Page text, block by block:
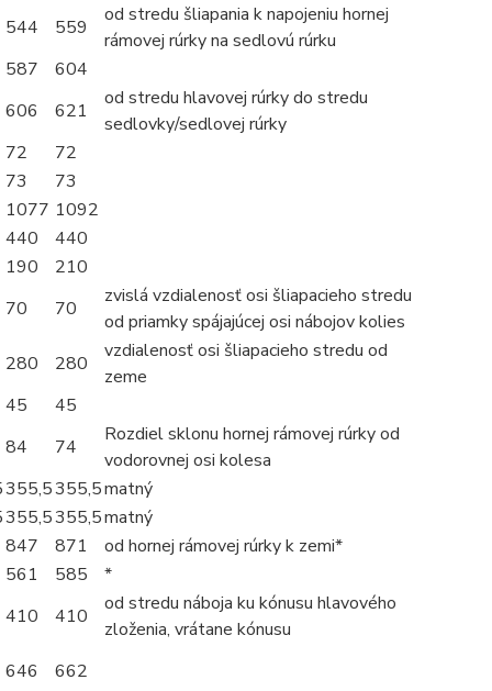
544 559
od stredu šliapania k napojeniu hornej
rámovej rúrky na sedlovú rúrku
587
604
606 621
od stredu hlavovej rúrky do stredu
sedlovky/sedlovej rúrky
72
72
73
73
1077 1092
440
440
190
210
70 70
zvislá vzdialenosť osi šliapacieho stredu
od priamky spájajúcej osi nábojov kolies
280 280
vzdialenosť osi šliapacieho stredu od
zeme
45
45
84 74
Rozdiel sklonu hornej rámovej rúrky od
vodorovnej osi kolesa
355,5355,5matný
355,5355,5matný
847 871
od hornej rámovej rúrky k zemi*
561 585
*
410 410
od stredu náboja ku kónusu hlavového
zloženia, vrátane kónusu
646 662